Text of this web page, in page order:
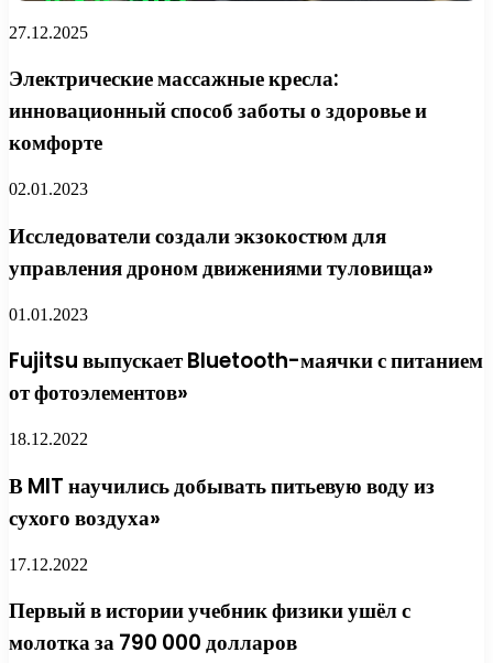
27.12.2025
Электрические массажные кресла:
инновационный способ заботы о здоровье и
комфорте
02.01.2023
Исследователи создали экзокостюм для
управления дроном движениями туловища»
01.01.2023
Fujitsu выпускает Bluetooth-маячки с питанием
от фотоэлементов»
18.12.2022
В MIT научились добывать питьевую воду из
сухого воздуха»
17.12.2022
Первый в истории учебник физики ушёл с
молотка за 790 000 долларов